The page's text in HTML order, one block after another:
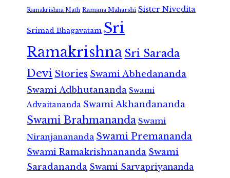
Ramakrishna Math Ramana Maharshi Sister Nivedita
Srimad Bhagavatam Sri
RamakrishnaSri Sarada
Devi Stories Swami Abhedananda
Swami Adbhutananda Swami
Advaitananda Swami Akhandananda
Swami Brahmananda Swami
Niranjanananda Swami Premananda
Swami Ramakrishnananda Swami
Saradananda Swami Sarvapriyananda